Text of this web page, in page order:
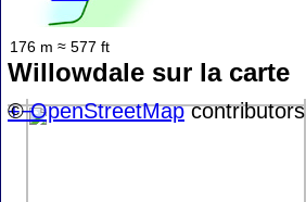
176 m ≈ 577 ft
Willowdale sur la carte
+−
©OpenStreetMapcontributors